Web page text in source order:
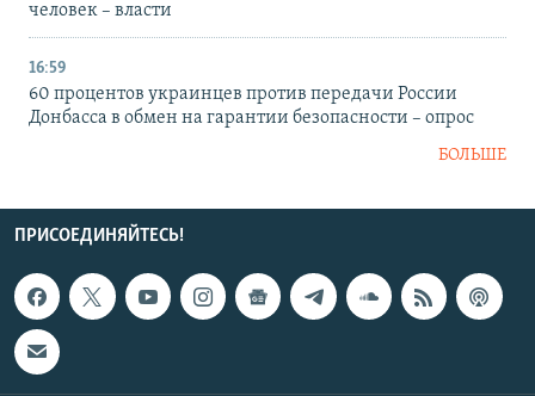
человек – власти
16:59
60 процентов украинцев против передачи России
Донбасса в обмен на гарантии безопасности – опрос
БОЛЬШЕ
ПРИСОЕДИНЯЙТЕСЬ!